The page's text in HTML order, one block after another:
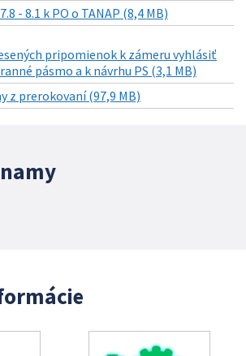
- 8.1 k PO o TANAP (8,4 MB)
pripomienok k zámeru vyhlásiť
pásmo a k návrhu PS (3,1 MB)
z prerokovaní (97,9 MB)